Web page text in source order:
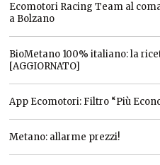
Ecomotori Racing Team al
a Bolzano
BioMetano 100% italiano: la
[AGGIORNATO]
App Ecomotori: Filtro “Più
Metano: allarme prezzi!